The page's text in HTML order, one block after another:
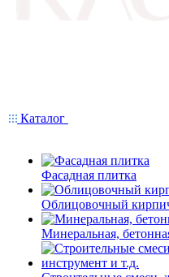
Каталог
Фасадная плитка
Облицовочный
Минеральная,